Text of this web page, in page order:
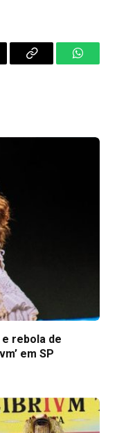
Copy
rebola de
em SP